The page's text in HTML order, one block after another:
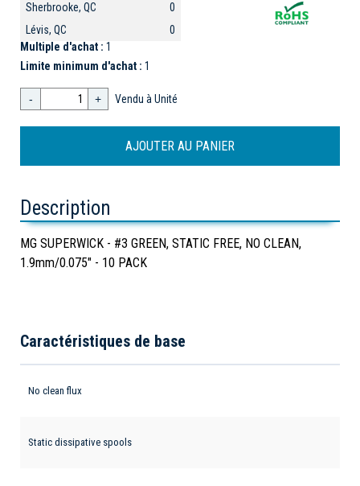
Sherbrooke, QC
0
Lévis, QC
0
Multiple d'achat : 1
Limite minimum d'achat : 1
- + Vendu à Unité
Description
MG SUPERWICK - #3 GREEN, STATIC FREE, NO CLEAN,
1.9mm/0.075" - 10 PACK
Caractéristiques de base
No clean flux
Static dissipative spools